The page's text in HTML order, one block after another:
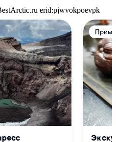
erid:pjwvokpoevpk